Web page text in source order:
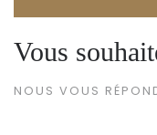
Vous
NOUS VOUS